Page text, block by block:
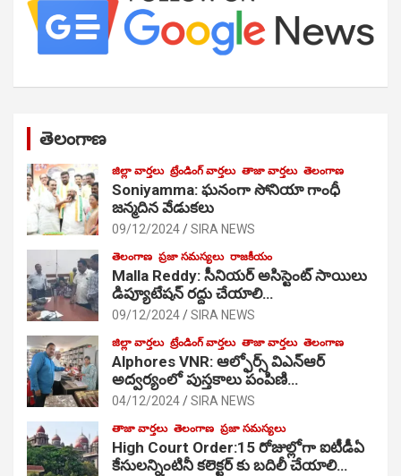
తెలంగాణ
జిల్లా వార్తలు ట్రేండింగ్ వార్తలు తాజా వార్తలు తెలంగాణ
Soniyamma: ఘ‌నంగా సోనియా గాంధీ
జ‌న్మ‌దిన వేడుక‌లు
09/12/2024 SIRA NEWS
తెలంగాణ ప్రజా సమస్యలు రాజకీయం
Malla Reddy: సీనియర్ అసిస్టెంట్ సాయిలు
డిప్యూటేషన్ రద్దు చేయాలి…
09/12/2024 SIRA NEWS
జిల్లా వార్తలు ట్రేండింగ్ వార్తలు తాజా వార్తలు తెలంగాణ
Alphores VNR: ఆల్ఫోర్స్ విఎన్ఆర్
అద్వర్యంలో పుస్తకాలు పంపిణి…
04/12/2024 SIRA NEWS
తాజా వార్తలు తెలంగాణ ప్రజా సమస్యలు
High Court Order:15 రోజుల్లోగా ఐటీడీఏ
కేసులన్నింటినీ కలెక్టర్ కు బదిలీ చేయాలి…